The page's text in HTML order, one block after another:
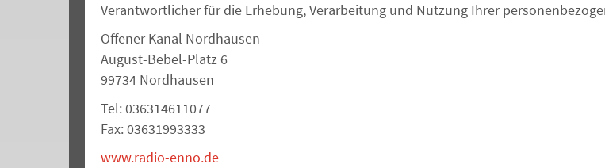
Verantwortlicherfür die Erhebung, Verarbeitung und Nutzung Ihrerp
Offener Kanal Nordhausen
August-Bebel-Platz 6
99734 Nordhausen
Tel: 036314611077
Fax: 03631993333
www.radio-enno.de